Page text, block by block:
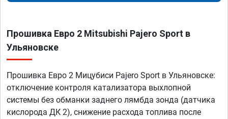
Прошивка Евро 2 Mitsubishi Pajero Sport в
Ульяновске
Прошивка Евро 2 Мицубиси Pajero Sport в Ульяновске:
отключение контроля катализатора выхлопной
системы без обманки заднего лямбда зонда (датчика
кислорода ДК 2), снижение расхода топлива после